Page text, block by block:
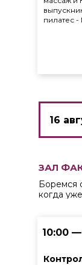
пилатес -
16
ЗАЛ
Боремся
когда
10:00